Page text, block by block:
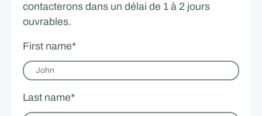
contacterons dans un délai de 1 à 2 jours
ouvrables.
First name*
Last name*